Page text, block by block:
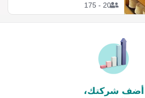
20 - 175
أضف شركتك،